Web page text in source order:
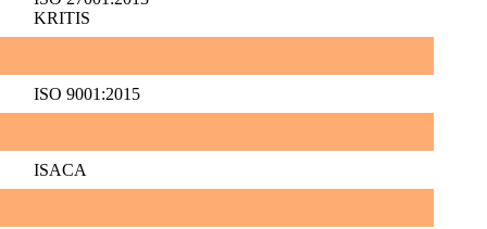
KRITIS
ISO 9001:2015
ISACA